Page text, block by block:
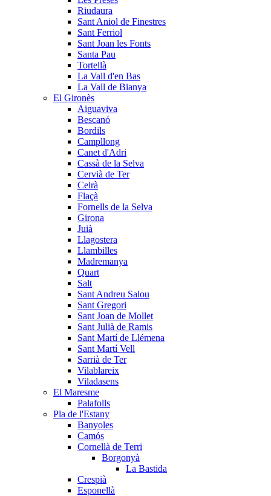
Riudaura
Sant Aniol de Finestres
Sant Ferriol
Sant Joan les Fonts
Santa Pau
Tortellà
La Vall d'en Bas
La Vall de Bianya
El Gironès
Aiguaviva
Bescanó
Bordils
Campllong
Canet d'Adri
Cassà de la Selva
Cervià de Ter
Celrà
Flaçà
Fornells de la Selva
Girona
Juià
Llagostera
Llambilles
Madremanya
Quart
Salt
Sant Andreu Salou
Sant Gregori
Sant Joan de Mollet
Sant Julià de Ramis
Sant Martí de Llémena
Sant Martí Vell
Sarrià de Ter
Vilablareix
Viladasens
El Maresme
Palafolls
Pla de l'Estany
Banyoles
Camós
Cornellà de Terri
Borgonyà
La Bastida
Crespià
Esponellà